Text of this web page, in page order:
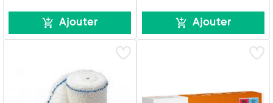
Ajouter Ajouter